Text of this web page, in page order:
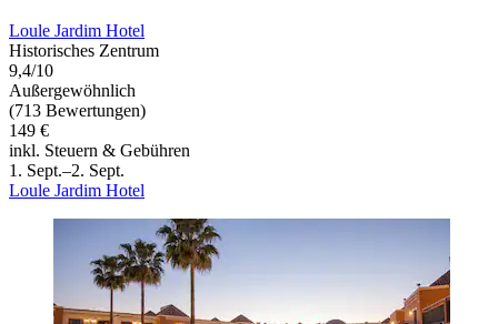
Loule Jardim Hotel
Historisches Zentrum
9,4/10
Außergewöhnlich
(713 Bewertungen)
149 €
inkl. Steuern & Gebühren
1. Sept.–2. Sept.
Loule Jardim Hotel